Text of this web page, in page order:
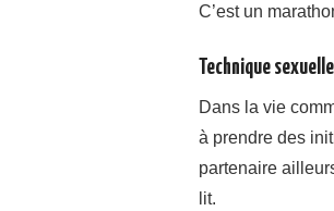
C’est un
Technique
Dans la vie
à prendre des
partenaire
lit.